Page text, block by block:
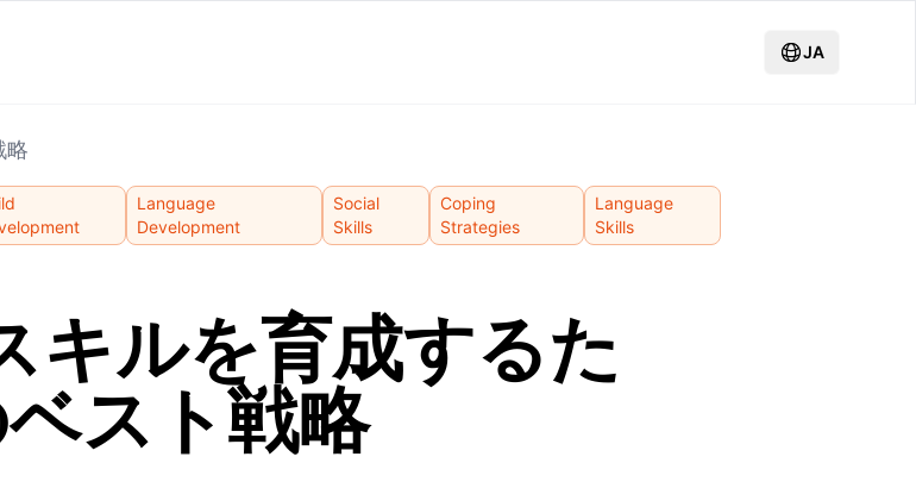
JA
略
Language
Development
Social
Skills
Coping
Strategies
Language
Skills
キルを育成するた
スト戦略